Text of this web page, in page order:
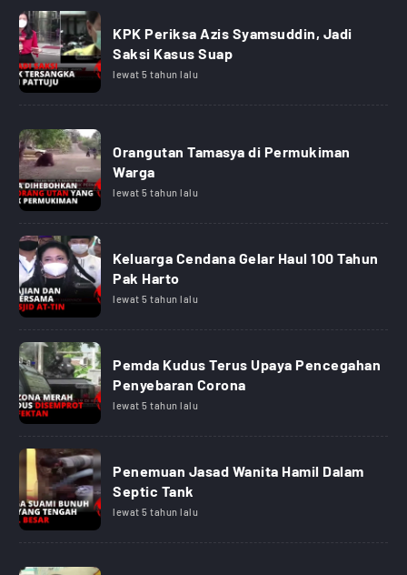
KPK Periksa Azis Syamsuddin, Jadi
Saksi Kasus Suap
lewat 5 tahun lalu
Orangutan Tamasya di Permukiman
Warga
lewat 5 tahun lalu
Keluarga Cendana Gelar Haul 100 Tahun
Pak Harto
lewat 5 tahun lalu
Pemda Kudus Terus Upaya Pencegahan
Penyebaran Corona
lewat 5 tahun lalu
Penemuan Jasad Wanita Hamil Dalam
Septic Tank
lewat 5 tahun lalu